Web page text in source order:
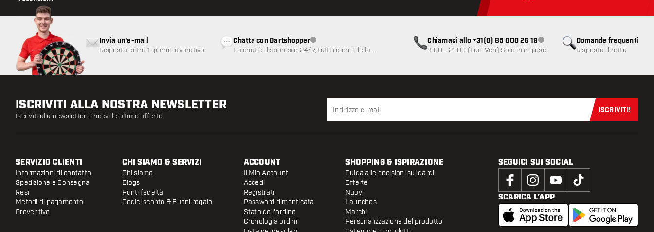
Domande frequenti
Risposta diretta
Invia un'e-mail
Risposta entro 1 giorno lavorativo
Chatta con DartshopperServizio clienti non disponibile
La chat è disponibile 24/7, tutti i giorni della
Chiamaci allo +31(0) 85 000 26 19Servizio clienti non disponibile
8:00 - 21:00 (Lun-Ven) Solo in inglese
ISCRIVITI ALLA NOSTRA NEWSLETTER
Iscriviti alla newsletter e ricevi le ultime offerte.
Iscriviti
ISCRIVITI!
SERVIZIO CLIENTI
Informazioni di contatto
Spedizione e Consegna
Resi
Metodi di pagamento
Preventivo
CHI SIAMO & SERVIZI
Chi siamo
Blogs
Punti fedeltà
Codici sconto & Buoni regalo
ACCOUNT
Il Mio Account
Accedi
Registrati
Password dimenticata
Stato dell'ordine
Cronologia ordini
SHOPPING & ISPIRAZIONE
Guida alle decisioni sui dardi
Offerte
Nuovi
Launches
Marchi
Personalizzazione del prodotto
SEGUICI SUI SOCIAL
SCARICA L’APP